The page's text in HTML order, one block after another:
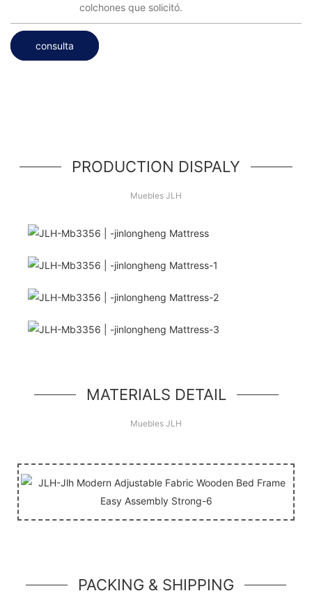
colchones que solicitó.
consulta
PRODUCTION DISPALY
Muebles JLH
¡Hola Mundo!
MATERIALS DETAIL
Muebles JLH
PACKING & SHIPPING